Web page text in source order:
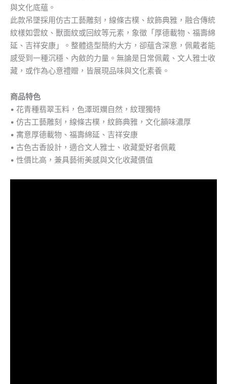
與文化底蘊。
此款吊墜採用仿古工藝雕刻，線條古樸、紋飾典雅，融合傳統
紋樣如雲紋、獸面紋或回紋等元素，象徵「厚德載物、福壽綿
延、吉祥安康」。整體造型簡約大方，卻蘊含深意，佩戴者能
感受到一種沉穩、內斂的力量。無論是日常佩戴、文人雅士收
藏，或作為心意禮贈，皆展現品味與文化素養。
商品特色
• 花青種翡翠玉料，色澤斑斕自然，紋理獨特
• 仿古工藝雕刻，線條古樸，紋飾典雅，文化韻味濃厚
• 寓意厚德載物、福壽綿延、吉祥安康
• 古色古香設計，適合文人雅士、收藏愛好者佩戴
• 性價比高，兼具藝術美感與文化收藏價值